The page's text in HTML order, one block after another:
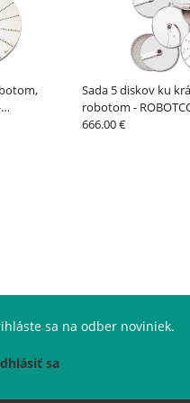
Sada 5 diskov ku
robotom -
666.00 €
sa na odber noviniek.
sa